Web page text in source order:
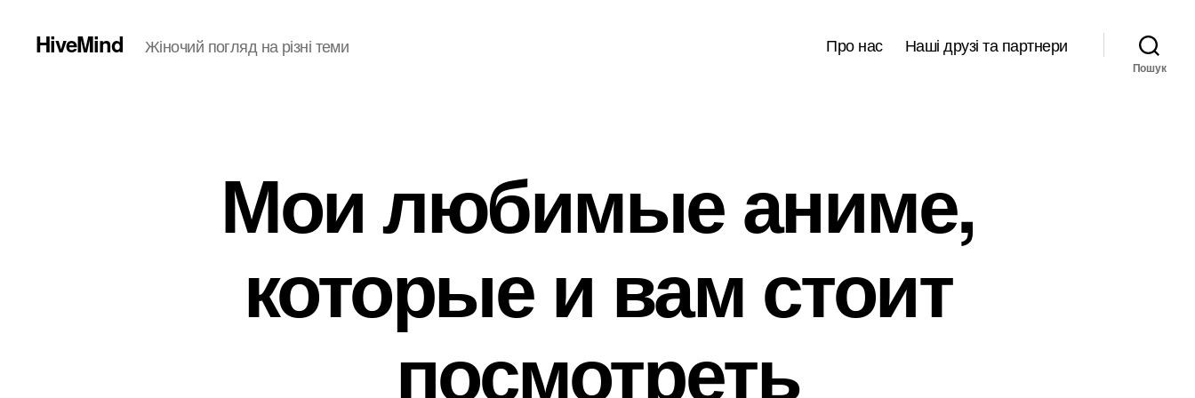
HiveMind Жіночий погляд на різні теми Про нас Наші друзі та партнери
Пошук
Мои любимые аниме,
которые и вам стоит
посмотреть